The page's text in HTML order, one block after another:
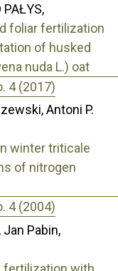
PAŁYS,
foliar fertilization
of husked
nuda L.) oat
4 (2017)
Antoni P.
winter triticale
of nitrogen
4 (2004)
Pabin,